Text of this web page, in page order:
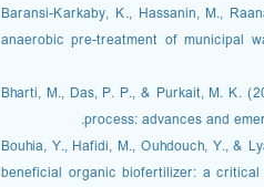
Baransi-Karkaby, K., Hassanin, M.,
anaerobic pre-treatment of municipal
Bharti, M., Das, P. P., & Purkait, M. K.
process: advances and
Bouhia, Y., Hafidi, M., Ouhdouch, Y., &
beneficial organic biofertilizer: a